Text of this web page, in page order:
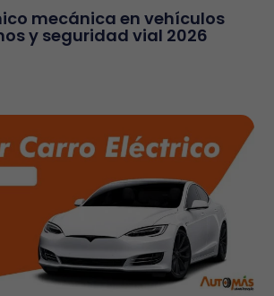
mecánica en vehículos
y seguridad vial 2026